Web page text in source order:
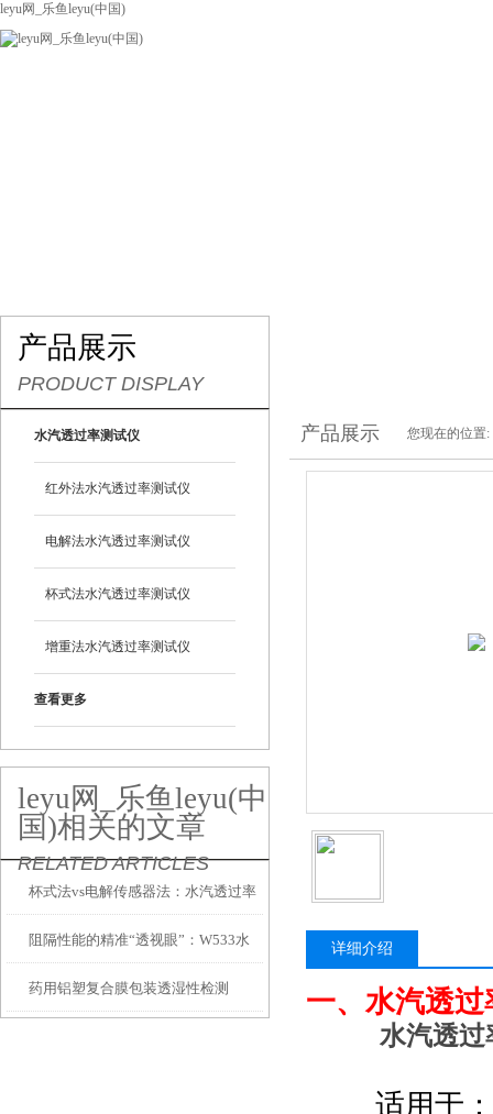
leyu网_乐鱼leyu(中国)
产品展示
PRODUCT DISPLAY
水汽透过率测试仪
红外法水汽透过率测试仪
电解法水汽透过率测试仪
杯式法水汽透过率测试仪
增重法水汽透过率测试仪
查看更多
leyu网_乐鱼leyu(中
国)相关的文章
RELATED ARTICLES
杯式法vs电解传感器法：水汽透过率
测试仪两大技术路线到底怎么选？
阻隔性能的精准“透视眼”：W533水
汽透过率测试仪功能解析
药用铝塑复合膜包装透湿性检测
产品展示 您现在的位置:
详细介绍
一、水汽透
水汽透
适用于